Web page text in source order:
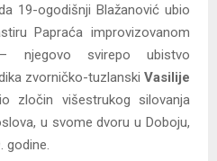
19-ogodišnji Blažanović ubio
Papraća improvizovanom
njegovo svirepo ubistvo
zvorničko-tuzlanski Vasilije
zločin višestrukog silovanja
u svome dvoru u Doboju,
godine.